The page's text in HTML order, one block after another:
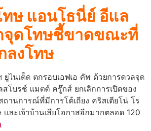
ษ แอนโธนี่ย์ อีแล
จุดโทษชี้ขาดขณะที่
ลงโทษ
ไนเต็ด ตกรอบเอฟเอ คัพ ด้วยการดวลจุด
โบรช์ แมตต์ ครู๊กส์ ยกเลิกการเปิดของ
านการณ์ที่มีการโต้เถียง คริสเตียโน่ โร
ละเจ้าบ้านเสียโอกาสอีกมากตลอด 120